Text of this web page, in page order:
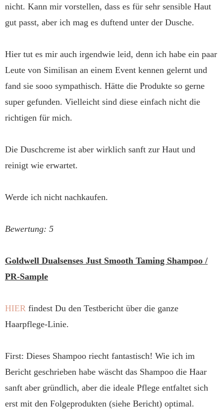
nicht. Kann mir vorstellen, dass es für sehr sensible Haut
gut passt, aber ich mag es duftend unter der Dusche.
Hier tut es mir auch irgendwie leid, denn ich habe ein paar
Leute von Similisan an einem Event kennen gelernt und
fand sie sooo sympathisch. Hätte die Produkte so gerne
super gefunden. Vielleicht sind diese einfach nicht die
richtigen für mich.
Die Duschcreme ist aber wirklich sanft zur Haut und
reinigt wie erwartet.
Werde ich nicht nachkaufen.
Bewertung: 5
Goldwell Dualsenses Just Smooth Taming Shampoo /
PR-Sample
HIER findest Du den Testbericht über die ganze
Haarpflege-Linie.
First: Dieses Shampoo riecht fantastisch! Wie ich im
Bericht geschrieben habe wäscht das Shampoo die Haar
sanft aber gründlich, aber die ideale Pflege entfaltet sich
erst mit den Folgeprodukten (siehe Bericht) optimal.